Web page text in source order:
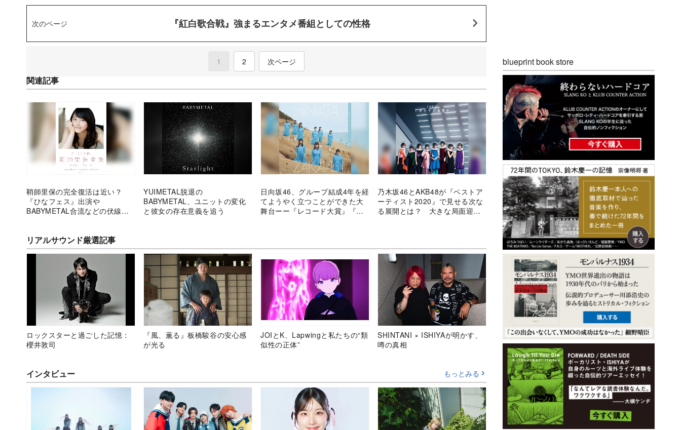
次のページ 『紅白歌合戦』強まるエンタメ番組としての性格
1 (current)
2 次ページ
関連記事
鞘師里保の完全復活は近い？
『ひなフェス』出演や
BABYMETAL合流などの伏線を
YUIMETAL脱退の
BABYMETAL、ユニットの変化
と彼女の存在意義を追う
日向坂46、グループ結成4年を経
てようやく立つことができた大
舞台ーー『レコード大賞』『紅
乃木坂46とAKB48が『ベストア
ーティスト2020』で見せる次な
る展開とは？ 大きな局面迎え
リアルサウンド厳選記事
ロックスターと過ごした記憶：
櫻井敦司
『風、薫る』板橋駿谷の安心感
が光る
JOIとK、Lapwingと私たちの“類
似性の正体”
SHINTANI × ISHIYAが明かす、
噂の真相
インタビュー もっとみる
blueprint book store